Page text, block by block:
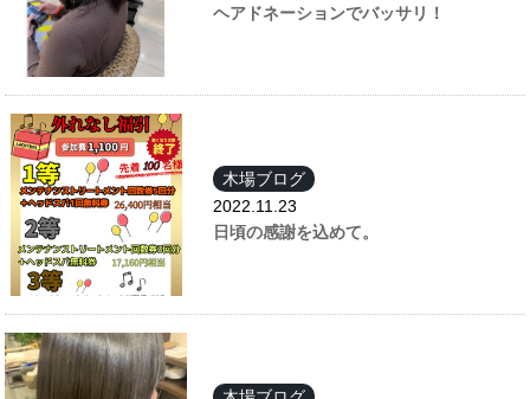
ヘアドネーションでバッサリ！
木場ブログ
2022.11.23
日頃の感謝を込めて。